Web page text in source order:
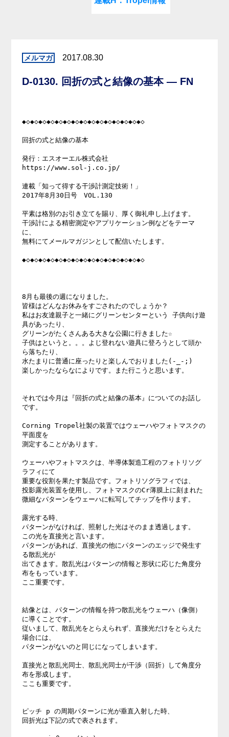
2017.08.30
D-0130. 回折の式と結像の基本 — FN
◆◇◆◇◆◇◆◇◆◇◆◇◆◇◆◇◆◇◆◇◆◇◆◇◆◇◆◇◆◇
回折の式と結像の基本
発行：エスオーエル株式会社
https://www.sol-j.co.jp/
連載「知って得する干渉計測定技術！」
2017年8月30日号　VOL.130
平素は格別のお引き立てを賜り、厚く御礼申し上げます。
干渉計による精密測定やアプリケーション例などをテーマ
に、
無料にてメールマガジンとして配信いたします。
◆◇◆◇◆◇◆◇◆◇◆◇◆◇◆◇◆◇◆◇◆◇◆◇◆◇◆◇◆◇
8月も最後の週になりました。
皆様はどんなお休みをすごされたのでしょうか？
私はお友達親子と一緒にグリーンセンターという 子供向け遊
具があったり、
グリーンがたくさんある大きな公園に行きました☆
子供はというと。。。よじ登れない遊具に登ろうとして頭か
ら落ちたり、
水たまりに普通に座ったりと楽しんでおりました(-_-;)
楽しかったならなによりです。また行こうと思います。
それでは今月は『回折の式と結像の基本』についてのお話し
です。
Corning Tropel社製の装置ではウェーハやフォトマスクの
平面度を
測定することがあります。
ウェーハやフォトマスクは、半導体製造工程のフォトリソグ
ラフィにて
重要な役割を果たす製品です。フォトリソグラフィでは、
投影露光装置を使用し、フォトマスクのCr薄膜上に刻まれた
微細なパターンをウェーハに転写してチップを作ります。
露光する時、
パターンがなければ、照射した光はそのまま透過します。
この光を直接光と言います。
パターンがあれば、直接光の他にパターンのエッジで発生す
る散乱光が
出てきます。散乱光はパターンの情報と形状に応じた角度分
布をもっています。
ここ重要です。
結像とは、パターンの情報を持つ散乱光をウェーハ（像側）
に導くことです。
従いまして、散乱光をとらえられず、直接光だけをとらえた
場合には、
パターンがないのと同じになってしまいます。
直接光と散乱光同士、散乱光同士が干渉（回折）して角度分
布を形成します。
ここも重要です。
ピッチ p の周期パターンに光が垂直入射した時、
回折光は下記の式で表されます。